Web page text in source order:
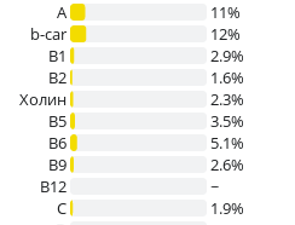
A
11%
b-car
12%
В1
2.9%
B2
1.6%
Холин
2.3%
B5
3.5%
B6
5.1%
B9
2.6%
B12
~
C
1.9%